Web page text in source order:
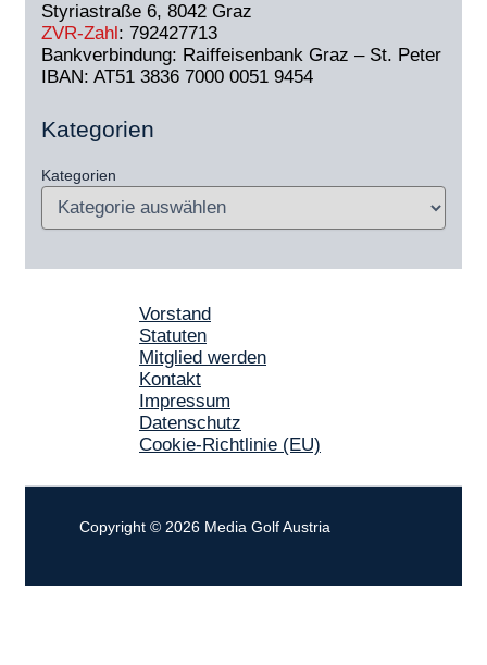
Styriastraße 6, 8042 Graz
ZVR-Zahl : 792427713
Bankverbindung: Raiffeisenbank Graz – St. Peter
IBAN: AT51 3836 7000 0051 9454
Kategorien
Kategorien
Vorstand
Statuten
Mitglied werden
Kontakt
Impressum
Datenschutz
Cookie-Richtlinie (EU)
Copyright © 2026 Media Golf Austria